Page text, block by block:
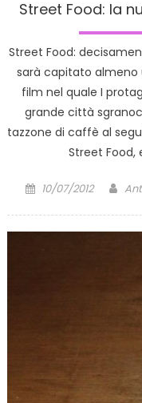
Street Food: la
Street Food:
sarà capitato almeno
film nel quale I
grande città
tazzone di caffè al
Street Food,
Posted
10/07/2012